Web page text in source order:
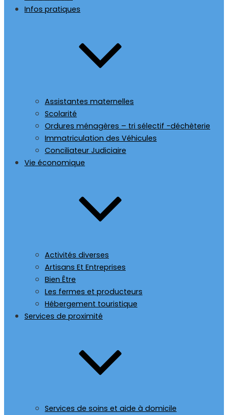
Infos pratiques
Assistantes maternelles
Scolarité
Ordures ménagères – tri sélectif -déchèterie
Immatriculation des Véhicules
Conciliateur Judiciaire
Vie économique
Activités diverses
Artisans Et Entreprises
Bien Être
Les fermes et producteurs
Hébergement touristique
Services de proximité
Services de soins et aide à domicile